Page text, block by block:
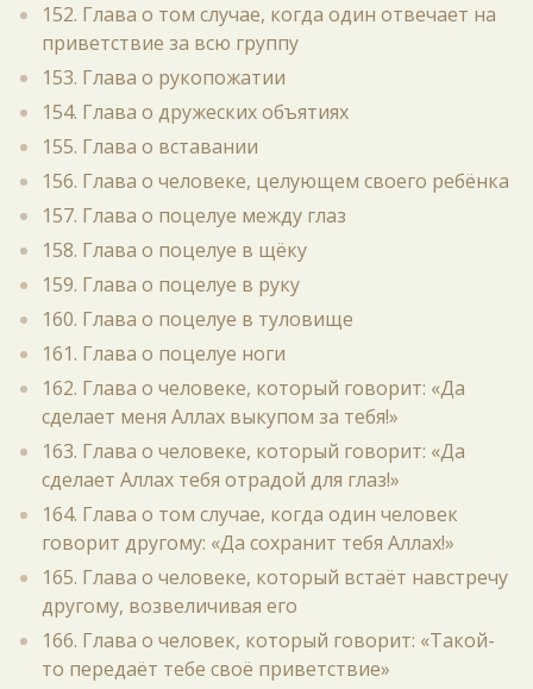
152. Глава о том случае, когда один отвечает на
приветствие за всю группу
153. Глава о рукопожатии
154. Глава о дружеских объятиях
155. Глава о вставании
156. Глава о человеке, целующем своего ребёнка
157. Глава о поцелуе между глаз
158. Глава о поцелуе в щёку
159. Глава о поцелуе в руку
160. Глава о поцелуе в туловище
161. Глава о поцелуе ноги
162. Глава о человеке, который говорит: «Да
сделает меня Аллах выкупом за тебя!»
163. Глава о человеке, который говорит: «Да
сделает Аллах тебя отрадой для глаз!»
164. Глава о том случае, когда один человек
говорит другому: «Да сохранит тебя Аллах!»
165. Глава о человеке, который встаёт навстречу
другому, возвеличивая его
166. Глава о человек, который говорит: «Такой-
то передаёт тебе своё приветствие»